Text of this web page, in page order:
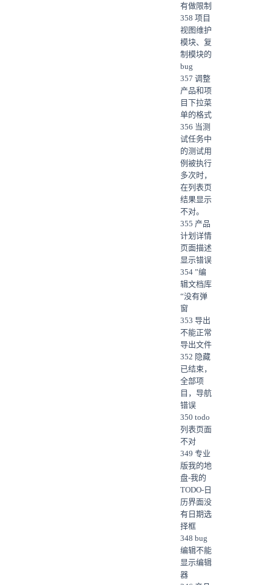
有做限制
358 项目
视图维护
模块、复
制模块的
bug
357 调整
产品和项
目下拉菜
单的格式
356 当测
试任务中
的测试用
例被执行
多次时，
在列表页
结果显示
不对。
355 产品
计划详情
页面描述
显示错误
354 ”编
辑文档库
“没有弹
窗
353 导出
不能正常
导出文件
352 隐藏
已结束，
全部项
目，导航
错误
350 todo
列表页面
不对
349 专业
版我的地
盘-我的
TODO-日
历界面没
有日期选
择框
348 bug
编辑不能
显示编辑
器